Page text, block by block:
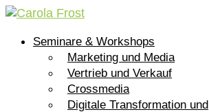
Seminare & Workshops
Marketing und Media
Vertrieb und Verkauf
Crossmedia
Digitale Transformation und